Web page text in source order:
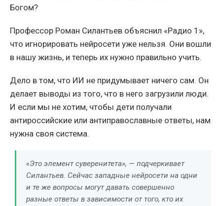
Богом?
Профессор Роман Силантьев объяснил «Радио 1»,
что игнорировать нейросети уже нельзя. Они вошли
в нашу жизнь, и теперь их нужно правильно учить.
Дело в том, что ИИ не придумывает ничего сам. Он
делает выводы из того, что в него загрузили люди.
И если мы не хотим, чтобы дети получали
антироссийские или антиправославные ответы, нам
нужна своя система.
«Это элемент суверенитета», — подчеркивает
Силантьев. Сейчас западные нейросети на одни
и те же вопросы могут давать совершенно
разные ответы в зависимости от того, кто их